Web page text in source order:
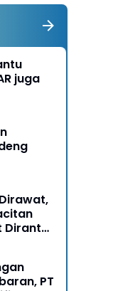
juga
Dirantai
PT